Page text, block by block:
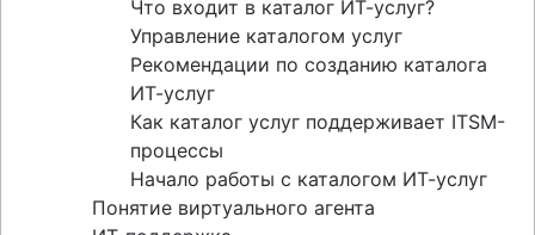
Что входит в каталог ИТ-услуг?
Управление каталогом услуг
Рекомендации по созданию каталога
ИТ-услуг
Как каталог услуг поддерживает ITSM-
процессы
Начало работы с каталогом ИТ-услуг
Понятие виртуального агента